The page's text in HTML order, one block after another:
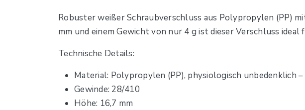
Robuster weißer Schraubverschluss aus Polypropylen (PP)
mm und einem Gewicht von nur 4 g ist dieser Verschluss
Technische Details:
Material: Polypropylen (PP), physiologisch unbedenklich
Gewinde: 28/410
Höhe: 16,7 mm